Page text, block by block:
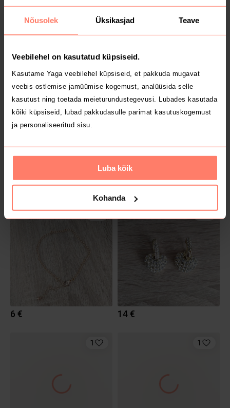
Nõusolek Üksikasjad Teave
Veebilehel on kasutatud küpsiseid.
Kasutame Yaga veebilehel küpsiseid, et pakkuda mugavat
veebis ostlemise jamüümise kogemust, analüüsida selle
kasutust ning toetada meieturundustegevusi. Lubades kasutada
kõiki küpsiseid, lubad pakkudasulle parimat kasutuskogemust
ja personaliseeritud sisu.
Luba kõik
Kohanda
1
Dolce & Gabbana
2
6 € 14 €
1 1